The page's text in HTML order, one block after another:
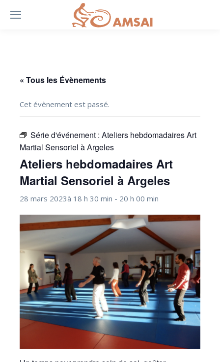
« Tous les Évènements
Cet évènement est passé.
Série d'événement : Ateliers hebdomadaires Art
Martial Sensoriel à Argeles
Ateliers hebdomadaires Art
Martial Sensoriel à Argeles
28 mars 2023à 18 h 30 min - 20 h 00 min